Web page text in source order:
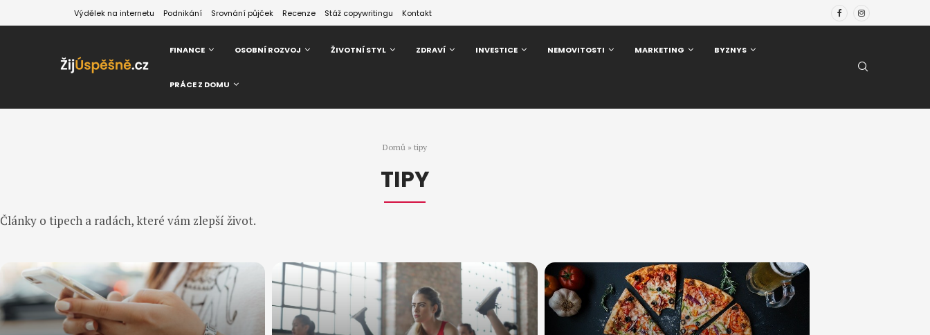
Výdělek na internetu Podnikání Srovnání půjček Recenze Stáž copywritingu Kontakt
FINANCE OSOBNÍ ROZVOJ ŽIVOTNÍ STYL ZDRAVÍ INVESTICE NEMOVITOSTI MARKETING BYZNYS
PRÁCE Z DOMU
Domů » tipy
TIPY
Články o tipech a radách, které vám zlepší život.